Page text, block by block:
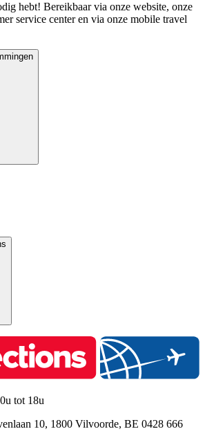
hebt! Bereikbaar via onze website, onze
service center en via onze mobile travel
tot 18u
10, 1800 Vilvoorde, BE 0428 666